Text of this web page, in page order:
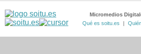
Micromedios
Qué es soitu.es